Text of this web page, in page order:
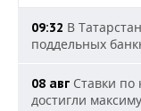
09:32 В
поддельных
08 авг Ставки по
достигли